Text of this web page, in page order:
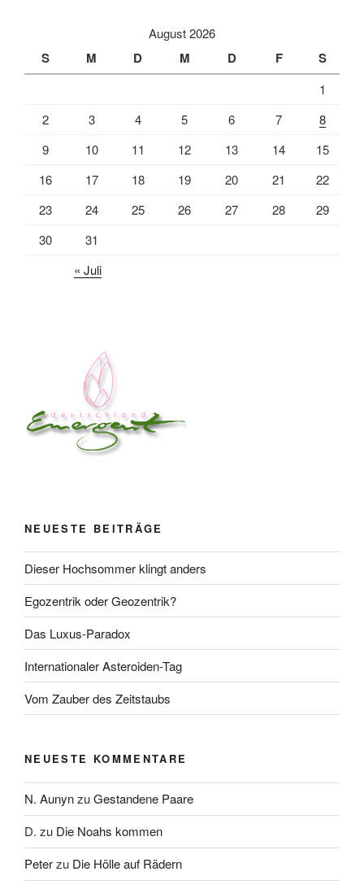
August 2026
S M D M D F S
1
2
3 4 5 6 7
8
9
10 11 12 13 14
15
16
17 18 19 20 21
22
23
24 25 26 27 28
29
30
31
« Juli
NEUESTE BEITRÄGE
Dieser Hochsommer klingt anders
Egozentrik oder Geozentrik?
Das Luxus-Paradox
Internationaler Asteroiden-Tag
Vom Zauber des Zeitstaubs
NEUESTE KOMMENTARE
N. AunynzuGestandene Paare
D. zu Die Noahs kommen
Peterzu Die Hölle auf Rädern